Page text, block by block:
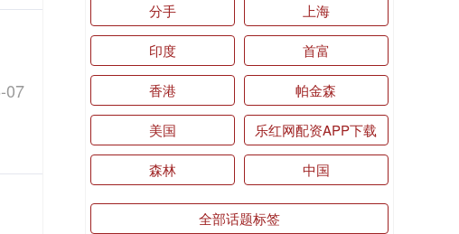
07
分手 上海
印度 首富
香港 帕金森
美国 乐红网配资APP下载
森林 中国
全部话题标签